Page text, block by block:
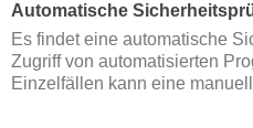
Automatische
Es findet eine automatische
Zugriff von automatisierten
Einzelfällen kann eine